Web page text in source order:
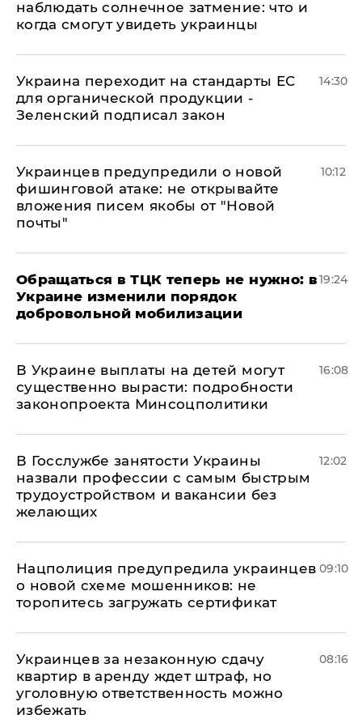
наблюдать солнечное затмение: что и
когда смогут увидеть украинцы
Украина переходит на стандарты ЕС
для органической продукции -
Зеленский подписал закон
14:30
Украинцев предупредили о новой
фишинговой атаке: не открывайте
вложения писем якобы от "Новой
почты"
10:12
Обращаться в ТЦК теперь не нужно: в
Украине изменили порядок
добровольной мобилизации
19:24
В Украине выплаты на детей могут
существенно вырасти: подробности
законопроекта Минсоцполитики
16:08
В Госслужбе занятости Украины
назвали профессии с самым быстрым
трудоустройством и вакансии без
желающих
12:02
Нацполиция предупредила украинцев
о новой схеме мошенников: не
торопитесь загружать сертификат
09:10
Украинцев за незаконную сдачу
квартир в аренду ждет штраф, но
уголовную ответственность можно
избежать
08:16